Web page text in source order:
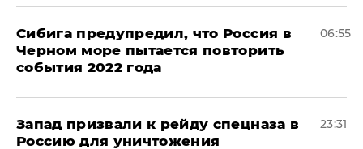
Сибига предупредил, что Россия в
Черном море пытается повторить
события 2022 года
06:55
Запад призвали к рейду спецназа в
Россию для уничтожения
23:31